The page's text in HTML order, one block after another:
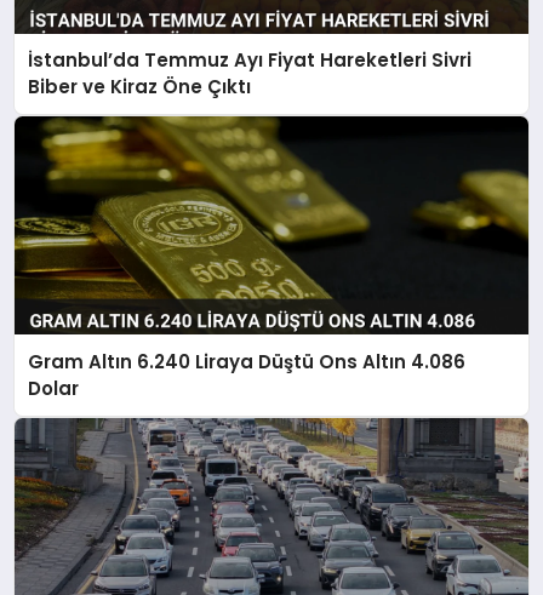
İstanbul’da Temmuz Ayı Fiyat Hareketleri Sivri
Biber ve Kiraz Öne Çıktı
Gram Altın 6.240 Liraya Düştü Ons Altın 4.086
Dolar